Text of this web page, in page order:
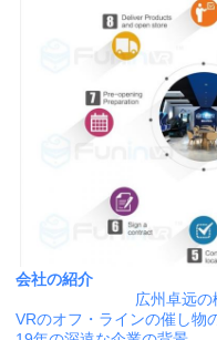
会社の紹介
広州卓远
VRのオフ・ラインの催し物